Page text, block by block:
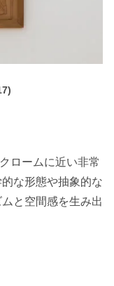
ロームに近い非常
な形態や抽象的な
と空間感を生み出